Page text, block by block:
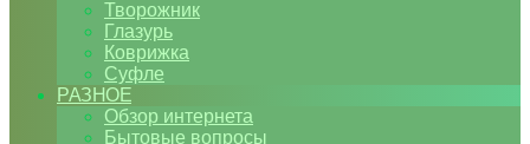
Творожник
Глазурь
Коврижка
Суфле
РАЗНОЕ
Обзор интернета
Бытовые вопросы